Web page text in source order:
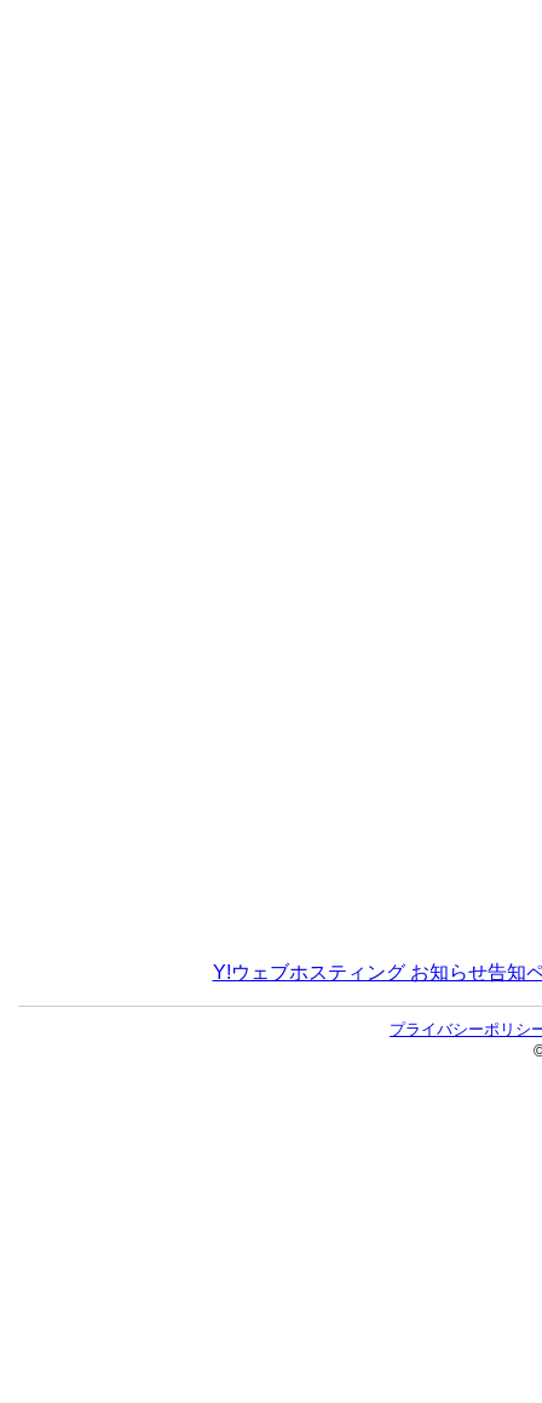
Y!ウェブホスティング お知らせ告
プライバシーポリシ